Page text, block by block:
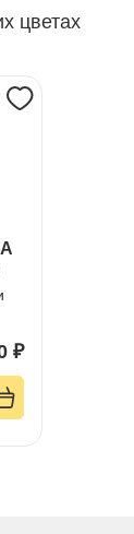
цветах
₽